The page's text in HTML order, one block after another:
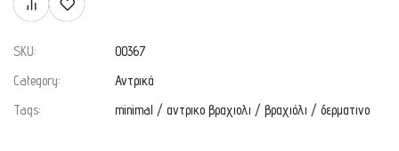
SKU:
00367
Category:
Αντρικά
Tags:
minimal / αντρικο βραχιολι / βραχιόλι / δερματινο